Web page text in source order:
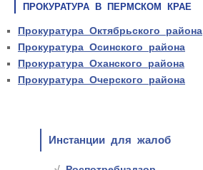
ПРОКУРАТУРА В ПЕРМСКОМ КРАЕ
Прокуратура Октябрьского района
Прокуратура Осинского района
Прокуратура Оханского района
Прокуратура Очерского района
Инстанции для жалоб